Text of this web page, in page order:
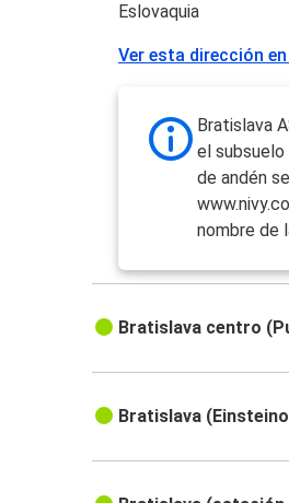
Eslovaquia
Ver esta dirección
Bratislava
el subsuelo
de andén
nombre de
Bratislava centro
Bratislava